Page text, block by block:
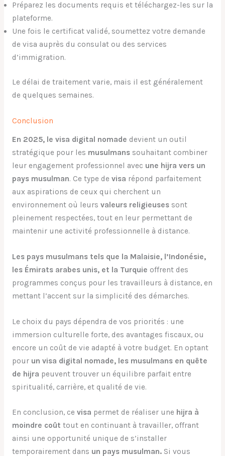
Préparez les documents requis et téléchargez-les sur la
plateforme.
Une fois le certificat validé, soumettez votre demande
de visa auprès du consulat ou des services
d’immigration.
Le délai de traitement varie, mais il est généralement
de quelques semaines.
Conclusion
En 2025, le visa digital nomade devient un outil
stratégique pour les musulmans souhaitant combiner
leur engagement professionnel avec une hijra vers un
pays musulman. Ce type de visa répond parfaitement
aux aspirations de ceux qui cherchent un
environnement où leurs valeurs religieusessont
pleinement respectées, tout en leur permettant de
maintenir une activité professionnelle à distance.
Les pays musulmans tels que la Malaisie, l’Indonésie,
les Émirats arabes unis, et la Turquie offrent des
programmes conçus pour les travailleurs à distance, en
mettant l’accent sur la simplicité des démarches.
Le choix du pays dépendra de vos priorités : une
immersion culturelle forte, des avantages fiscaux, ou
encore un coût de vie adapté à votre budget. En optant
pour un visa digital nomade, les musulmans en quête
de hijra peuvent trouver un équilibre parfait entre
spiritualité, carrière, et qualité de vie.
En conclusion, ce visa permet de réaliser une hijra à
moindre coût tout en continuant à travailler, offrant
ainsi une opportunité unique de s’installer
temporairement dans un pays musulman.Si vous